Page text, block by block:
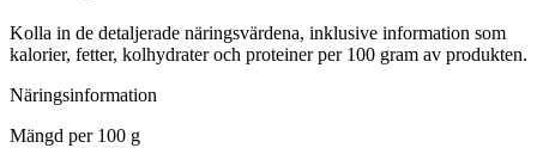
Kolla in de detaljerade näringsvärdena, inklusive information som
kalorier, fetter, kolhydrater och proteiner per 100 gram av produkten.
Näringsinformation
Mängd per100 g